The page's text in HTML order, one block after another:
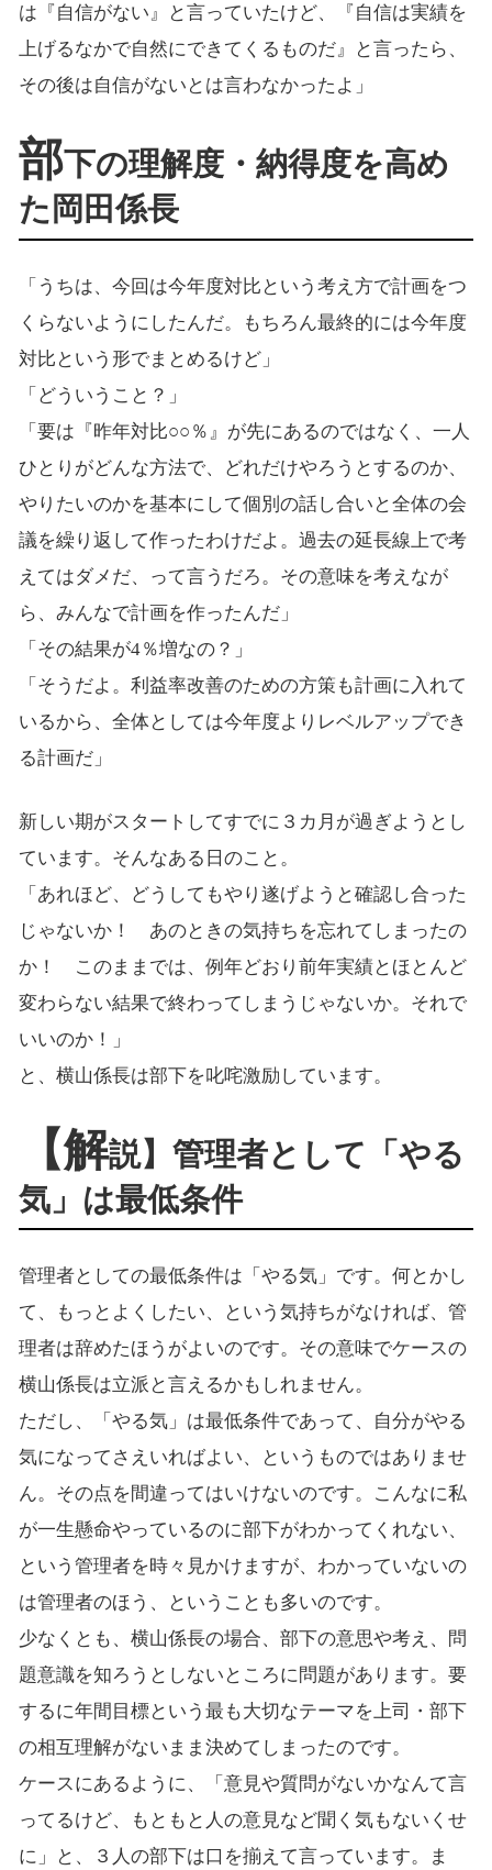
は『自信がない』と言っていたけど、『自信は実績を
上げるなかで自然にできてくるものだ』と言ったら、
その後は自信がないとは言わなかったよ」
部下の理解度・納得度を高め
た岡田係長
「うちは、今回は今年度対比という考え方で計画をつ
くらないようにしたんだ。もちろん最終的には今年度
対比という形でまとめるけど」
「どういうこと？」
「要は『昨年対比○○％』が先にあるのではなく、一人
ひとりがどんな方法で、どれだけやろうとするのか、
やりたいのかを基本にして個別の話し合いと全体の会
議を繰り返して作ったわけだよ。過去の延長線上で考
えてはダメだ、って言うだろ。その意味を考えなが
ら、みんなで計画を作ったんだ」
「その結果が4％増なの？」
「そうだよ。利益率改善のための方策も計画に入れて
いるから、全体としては今年度よりレベルアップでき
る計画だ」
新しい期がスタートしてすでに３カ月が過ぎようとし
ています。そんなある日のこと。
「あれほど、どうしてもやり遂げようと確認し合った
じゃないか！ あのときの気持ちを忘れてしまったの
か！ このままでは、例年どおり前年実績とほとんど
変わらない結果で終わってしまうじゃないか。それで
いいのか！」
と、横山係長は部下を叱咤激励しています。
【解説】管理者として「やる
気」は最低条件
管理者としての最低条件は「やる気」です。何とかし
て、もっとよくしたい、という気持ちがなければ、管
理者は辞めたほうがよいのです。その意味でケースの
横山係長は立派と言えるかもしれません。
ただし、「やる気」は最低条件であって、自分がやる
気になってさえいればよい、というものではありませ
ん。その点を間違ってはいけないのです。こんなに私
が一生懸命やっているのに部下がわかってくれない、
という管理者を時々見かけますが、わかっていないの
は管理者のほう、ということも多いのです。
少なくとも、横山係長の場合、部下の意思や考え、問
題意識を知ろうとしないところに問題があります。要
するに年間目標という最も大切なテーマを上司・部下
の相互理解がないまま決めてしまったのです。
ケースにあるように、「意見や質問がないかなんて言
ってるけど、もともと人の意見など聞く気もないくせ
に」と、３人の部下は口を揃えて言っています。ま